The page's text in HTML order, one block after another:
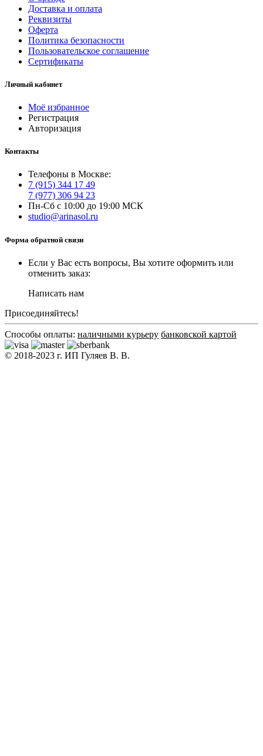
Доставка и оплата
Реквизиты
Оферта
Политика безопасности
Пользовательское соглашение
Сертификаты
Личный кабинет
Моё избранное
Регистрация
Авторизация
Контакты
Телефоны в Москве:
7 (915) 344 17 49
7 (977) 306 94 23
Пн-Сб с 10:00 до 19:00 МСК
studio@arinasol.ru
Форма обратной связи
Если у Вас есть вопросы, Вы хотите оформить или
отменить заказ:
Написать нам
Присоединяйтесь!
Способы оплаты: наличными курьеру банковской картой
© 2018-2023 г. ИП Гуляев В. В.